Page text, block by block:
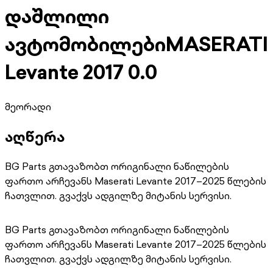
დაშლილი
ავტომობილებიMASERATI
Levante 2017 0.0
მეორადი
აღწერა
BG Parts გთავაზობთ ორიგინალი ნაწილების
ფართო არჩევანს Maserati Levante 2017–2025 წლების
ჩათვლით. გვაქვს ადგილზე მიტანის სერვისი.
BG Parts გთავაზობთ ორიგინალი ნაწილების
ფართო არჩევანს Maserati Levante 2017–2025 წლების
ჩათვლით. გვაქვს ადგილზე მიტანის სერვისი.